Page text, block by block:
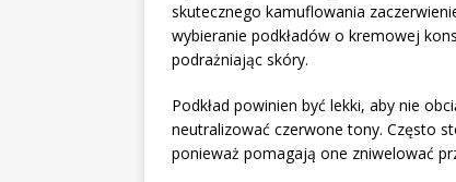
skutecznego kamuflowania
wybieranie podkładów o kremowej
podrażniając skóry.
Podkład powinien być lekki, aby nie
neutralizować czerwone tony. Często
ponieważ pomagają one zniwelować